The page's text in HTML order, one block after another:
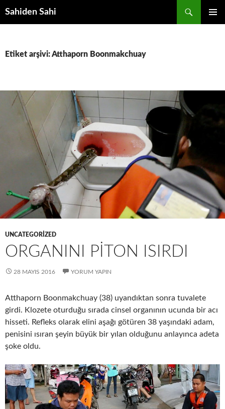
Sahiden Sahi
Etiket arşivi: Atthaporn Boonmakchuay
UNCATEGORIZED
ORGANINI PITON ISIRDI
28 MAYIS 2016 YORUM YAPIN
Atthaporn Boonmakchuay (38) uyandıktan sonra tuvalete
girdi. Klozete oturduğu sırada cinsel organının ucunda bir acı
hisseti. Refleks olarak elini aşağı götüren 38 yaşındaki adam,
penisini ısıran şeyin büyük bir yılan olduğunu anlayınca adeta
şoke oldu.